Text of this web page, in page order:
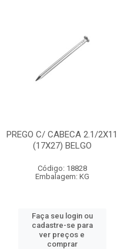
PREGO C/ CABECA 2.1/2X11
(17X27) BELGO
Código: 18828
Embalagem: KG
Faça seu login ou
cadastre-se para
ver preços e
comprar